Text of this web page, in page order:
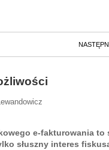
e-fakturowania to
słuszny interes